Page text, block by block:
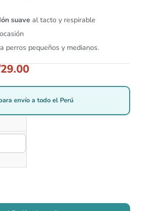
suave al tacto y respirable
perros pequeños y medianos.
29.00
envío a todo el Perú